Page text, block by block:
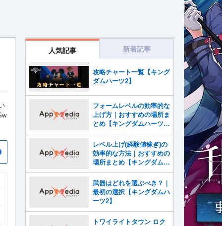
人気記事 新着記事
攻略チャート一覧【キング
ダムハーツ2】
フォームレベルの効率的な
上げ方｜おすすめの場所ま
とめ【キングダムハーツ
2】
レベル上げ(経験値稼ぎ)の
効率的な方法｜おすすめの
場所まとめ【キングダムハ
ーツ2】
武器はどれを選ぶべき？｜
最初の選択【キングダムハ
ーツ2】
トワイライトタウン ロク